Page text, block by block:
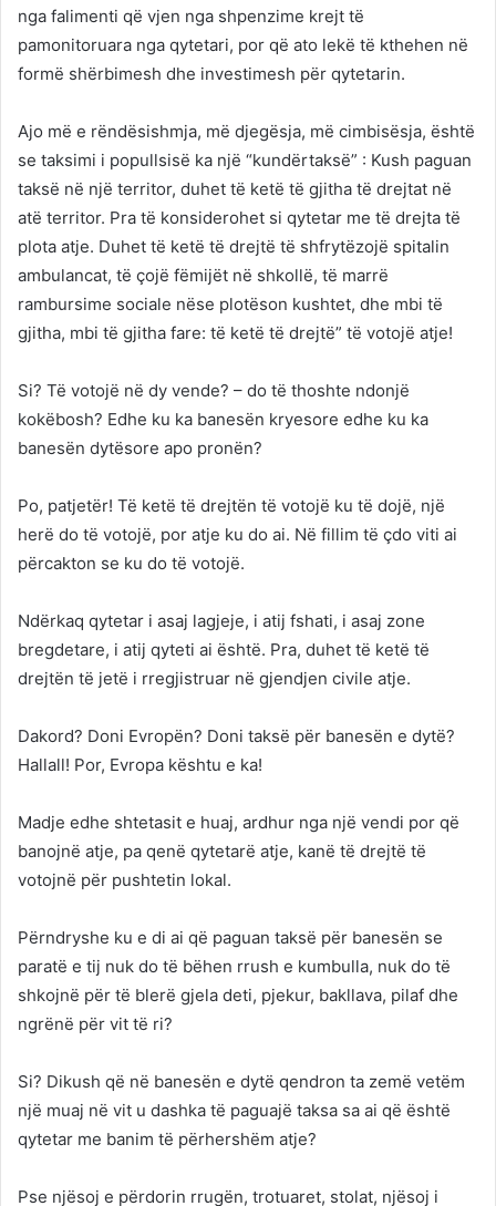
nga falimenti që vjen nga shpenzime krejt të
pamonitoruara nga qytetari, por që ato lekë të kthehen në
formë shërbimesh dhe investimesh për qytetarin.
Ajo më e rëndësishmja, më djegësja, më cimbisësja, është
se taksimi i popullsisë ka një “kundërtaksë” : Kush paguan
taksë në një territor, duhet të ketë të gjitha të drejtat në
atë territor. Pra të konsiderohet si qytetar me të drejta të
plota atje. Duhet të ketë të drejtë të shfrytëzojë spitalin
ambulancat, të çojë fëmijët në shkollë, të marrë
rambursime sociale nëse plotëson kushtet, dhe mbi të
gjitha, mbi të gjitha fare: të ketë të drejtë” të votojë atje!
Si? Të votojë në dy vende? – do të thoshte ndonjë
kokëbosh? Edhe ku ka banesën kryesore edhe ku ka
banesën dytësore apo pronën?
Po, patjetër! Të ketë të drejtën të votojë ku të dojë, një
herë do të votojë, por atje ku do ai. Në fillim të çdo viti ai
përcakton se ku do të votojë.
Ndërkaq qytetar i asaj lagjeje, i atij fshati, i asaj zone
bregdetare, i atij qyteti ai është. Pra, duhet të ketë të
drejtën të jetë i rregjistruar në gjendjen civile atje.
Dakord? Doni Evropën? Doni taksë për banesën e dytë?
Hallall! Por, Evropa kështu e ka!
Madje edhe shtetasit e huaj, ardhur nga një vendi por që
banojnë atje, pa qenë qytetarë atje, kanë të drejtë të
votojnë për pushtetin lokal.
Përndryshe ku e di ai që paguan taksë për banesën se
paratë e tij nuk do të bëhen rrush e kumbulla, nuk do të
shkojnë për të blerë gjela deti, pjekur, bakllava, pilaf dhe
ngrënë për vit të ri?
Si? Dikush që në banesën e dytë qendron ta zemë vetëm
një muaj në vit u dashka të paguajë taksa sa ai që është
qytetar me banim të përhershëm atje?
Pse njësoj e përdorin rrugën, trotuaret, stolat, njësoj i